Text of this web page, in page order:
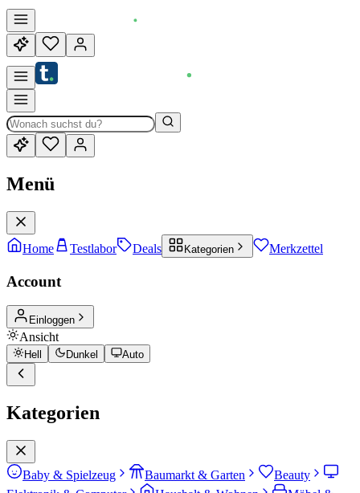
Menü
Home Testlabor Deals Kategorien Merkzettel
Account
Einloggen
Ansicht
Hell Dunkel Auto
Kategorien
Baby & Spielzeug Baumarkt & Garten
Beauty